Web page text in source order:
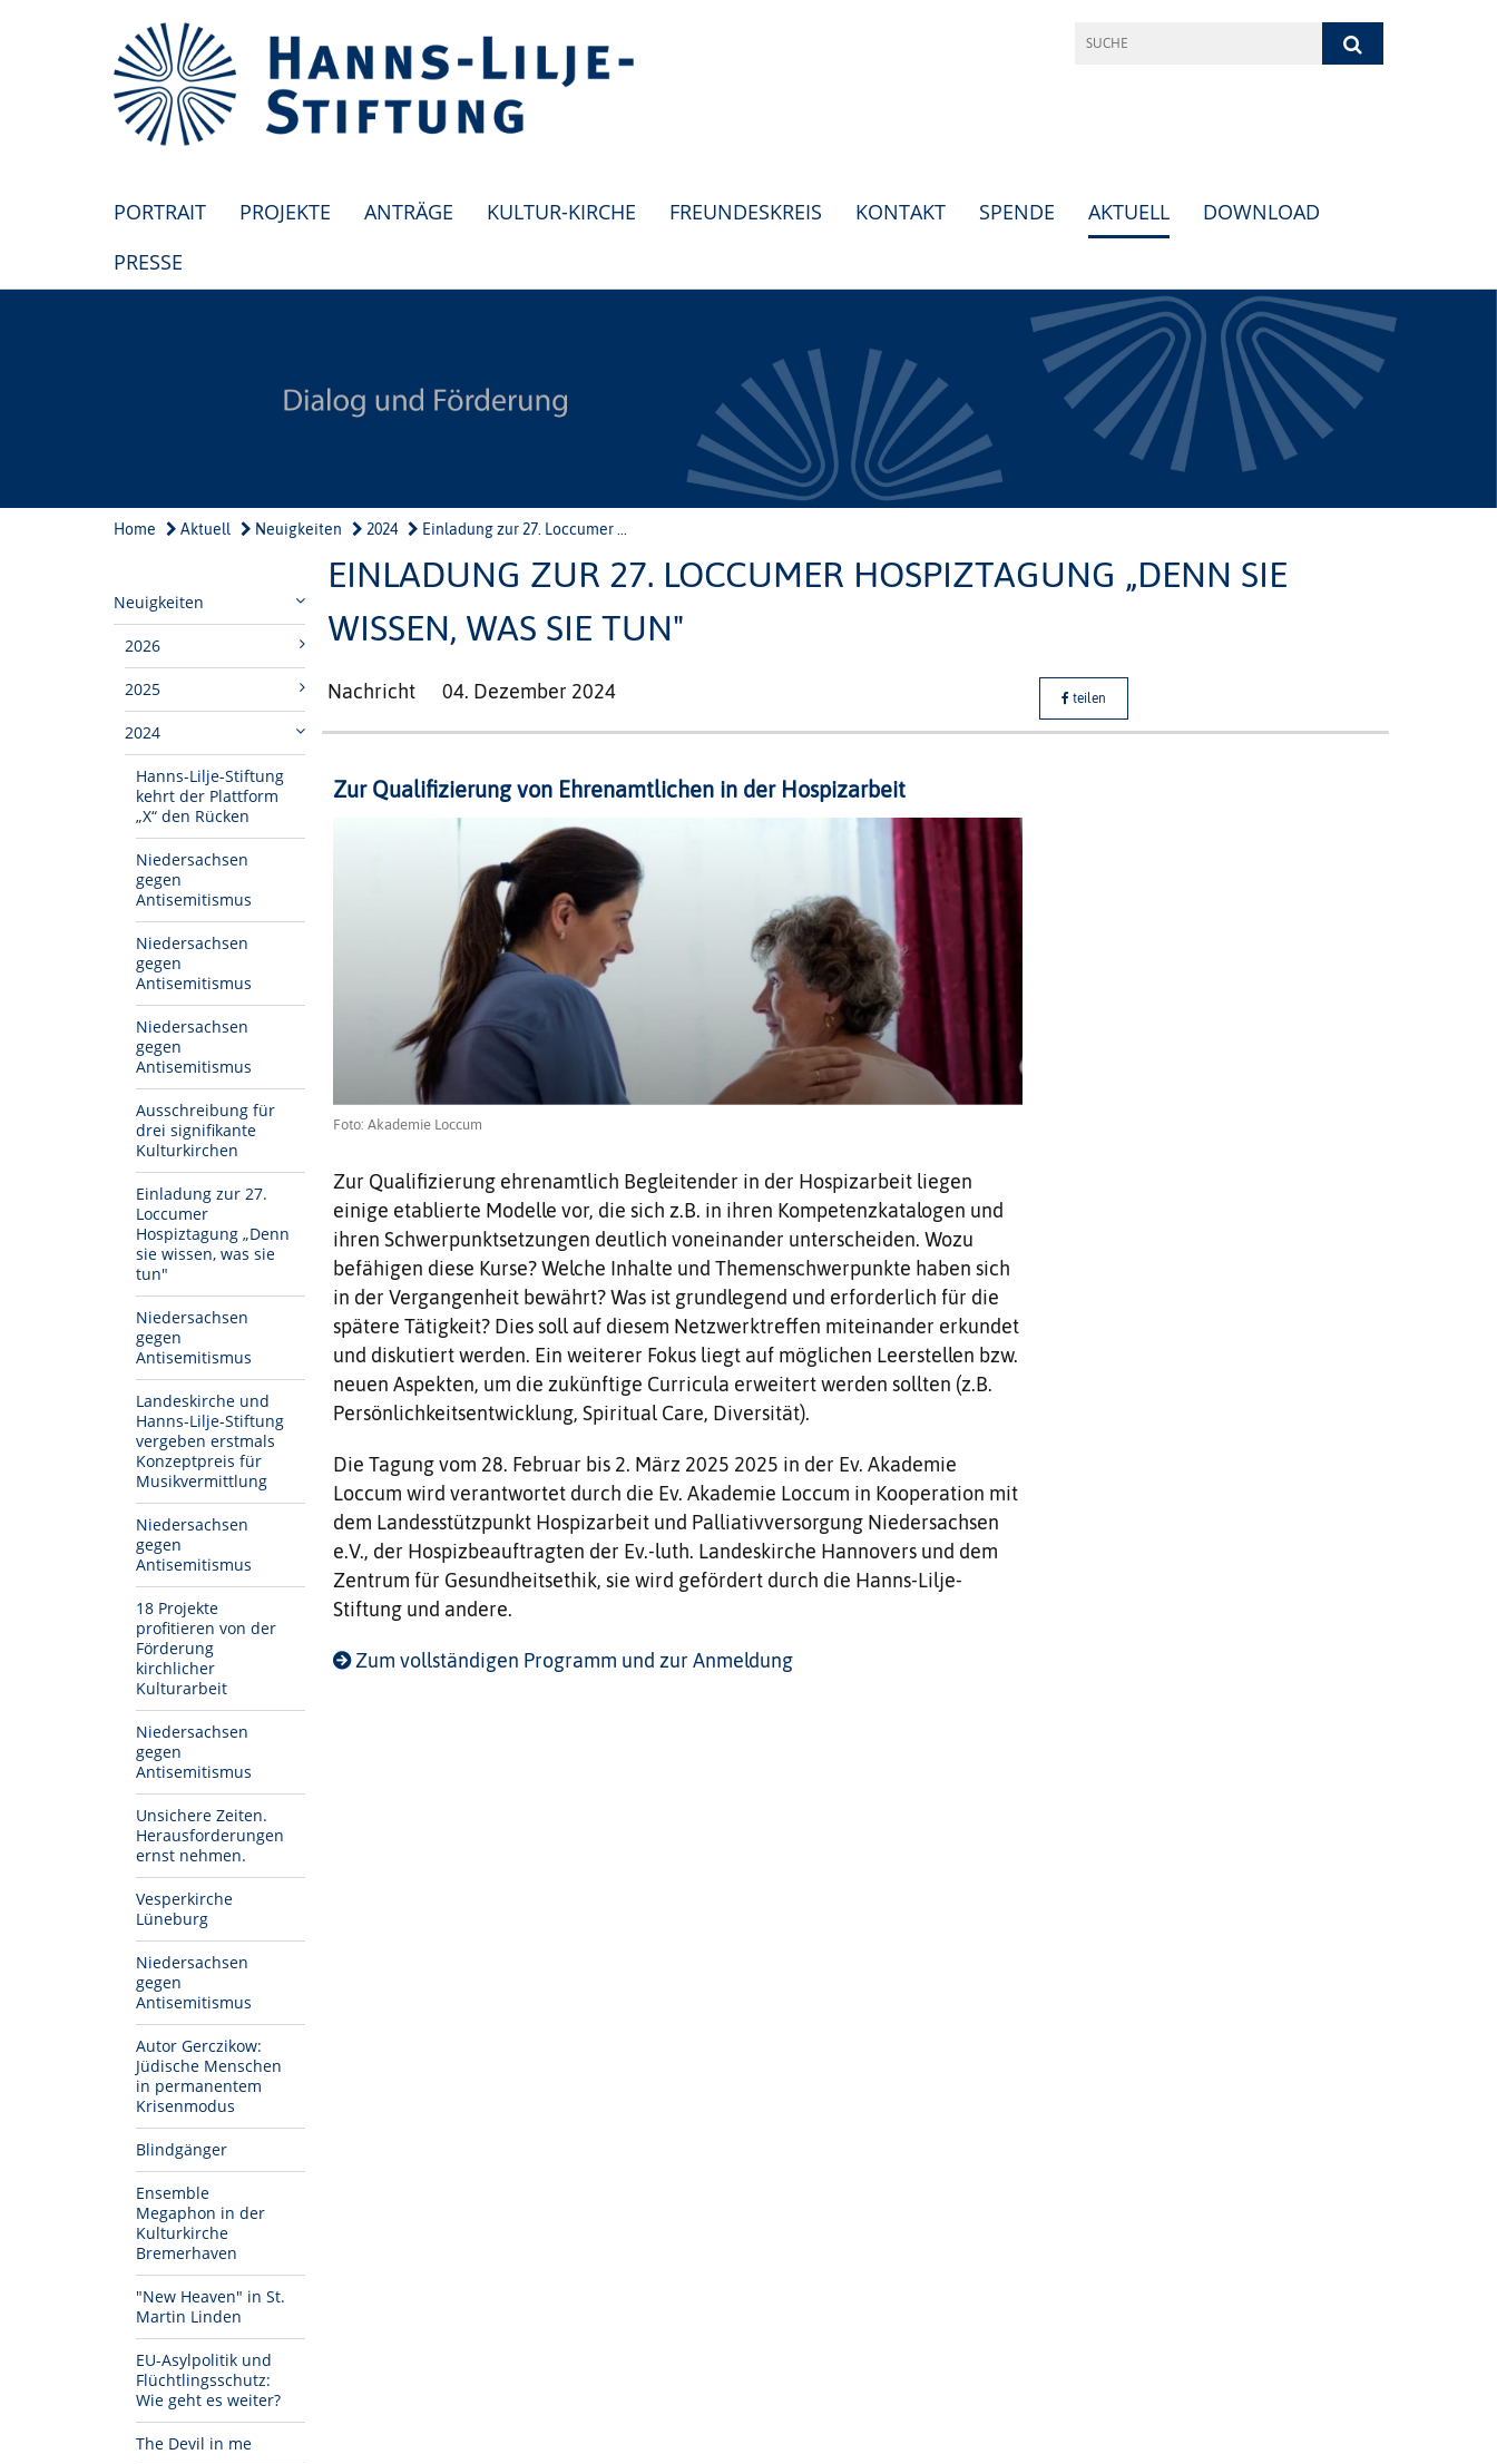
PORTRAIT PROJEKTE ANTRÄGE KULTUR-KIRCHE FREUNDESKREIS KONTAKT SPENDE AKTUELL
DOWNLOAD
PRESSE
Home Aktuell Neuigkeiten 2024 Einladung zur 27. Loccumer ...
Neuigkeiten
2026
2025
2024
Hanns-Lilje-Stiftung
kehrt der Plattform
„X“ den Rücken
Niedersachsen
gegen
Antisemitismus
Niedersachsen
gegen
Antisemitismus
Niedersachsen
gegen
Antisemitismus
Ausschreibung für
drei signifikante
Kulturkirchen
Einladung zur 27.
Loccumer
Hospiztagung „Denn
sie wissen, was sie
tun"
Niedersachsen
gegen
Antisemitismus
Landeskirche und
Hanns-Lilje-Stiftung
vergeben erstmals
Konzeptpreis für
Musikvermittlung
Niedersachsen
gegen
Antisemitismus
18 Projekte
profitieren von der
Förderung
kirchlicher
Kulturarbeit
Niedersachsen
gegen
Antisemitismus
Unsichere Zeiten.
Herausforderungen
ernst nehmen.
Vesperkirche
Lüneburg
Niedersachsen
gegen
Antisemitismus
Autor Gerczikow:
Jüdische Menschen
in permanentem
Krisenmodus
Blindgänger
Ensemble
Megaphon in der
Kulturkirche
Bremerhaven
"New Heaven" in St.
Martin Linden
EU-Asylpolitik und
Flüchtlingsschutz:
Wie geht es weiter?
The Devil in me
EINLADUNG ZUR 27. LOCCUMER HOSPIZTAGUNG „DENN SIE
WISSEN, WAS SIE TUN"
Nachricht 04. Dezember 2024 teilen
Zur Qualifizierung von Ehrenamtlichen in der Hospizarbeit
Foto: Akademie Loccum
Zur Qualifizierung ehrenamtlich Begleitender in der Hospizarbeit liegen
einige etablierte Modelle vor, die sich z.B. in ihren Kompetenzkatalogen und
ihren Schwerpunktsetzungen deutlich voneinander unterscheiden. Wozu
befähigen diese Kurse? Welche Inhalte und Themenschwerpunkte haben sich
in der Vergangenheit bewährt? Was ist grundlegend und erforderlich für die
spätere Tätigkeit? Dies soll auf diesem Netzwerktreffen miteinander erkundet
und diskutiert werden. Ein weiterer Fokus liegt auf möglichen Leerstellen bzw.
neuen Aspekten, um die zukünftige Curricula erweitert werden sollten (z.B.
Persönlichkeitsentwicklung, Spiritual Care, Diversität).
Die Tagung vom 28. Februar bis 2. März 2025 ­2025 in der Ev. Akademie
Loccum wird verantwortet durch die Ev. Akademie Loccum in Kooperation mit
dem Landesstützpunkt Hospizarbeit und Palliativversorgung Niedersachsen
e.V., der Hospizbeauftragten der Ev.-luth. Landeskirche Hannovers und dem
Zentrum für Gesundheitsethik, sie wird gefördert durch die Hanns-Lilje-
Stiftung und andere.
Zum vollständigen Programm und zur Anmeldung